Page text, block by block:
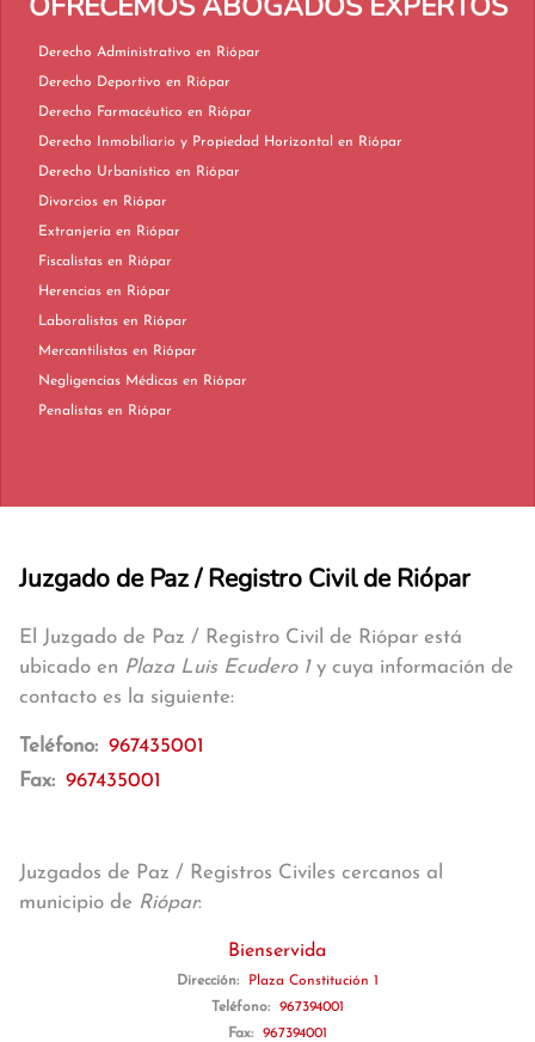
Derecho Administrativo en Riópar
Derecho Deportivo en Riópar
Derecho Farmacéutico en Riópar
Derecho Inmobiliario y Propiedad Horizontal en Riópar
Derecho Urbanístico en Riópar
Divorcios en Riópar
Extranjería en Riópar
Fiscalistas en Riópar
Herencias en Riópar
Laboralistas en Riópar
Mercantilistas en Riópar
Negligencias Médicas en Riópar
Penalistas en Riópar
Juzgado de Paz / Registro Civil de Riópar
El Juzgado de Paz / Registro Civil de Riópar está
ubicado en Plaza Luis Ecudero 1y cuya información de
contacto es la siguiente:
Teléfono: 967435001
Fax: 967435001
Juzgados de Paz / Registros Civiles cercanos al
municipio de Riópar:
Bienservida
Dirección:
Plaza Constitución 1
Teléfono:
967394001
Fax:
967394001